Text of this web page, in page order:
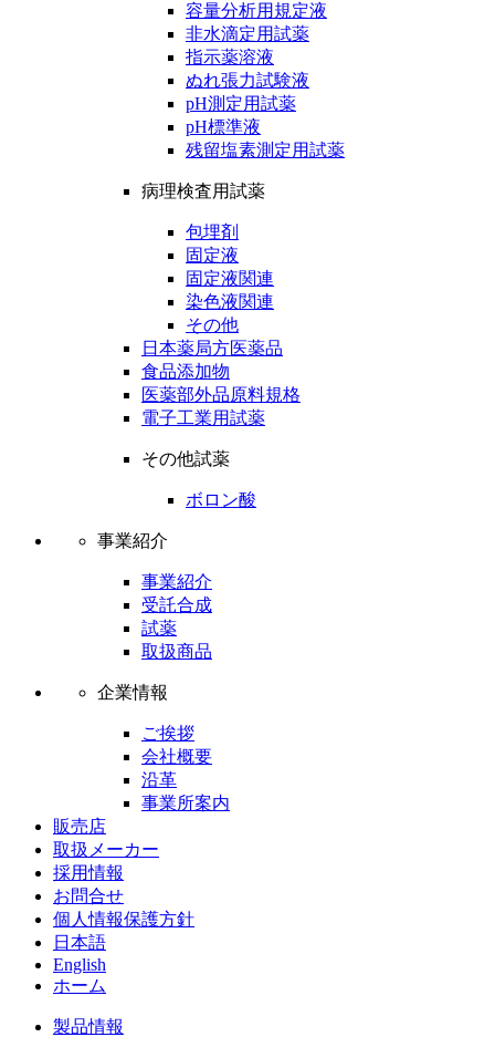
容量分析用規定液
非水滴定用試薬
指示薬溶液
ぬれ張力試験液
pH測定用試薬
pH標準液
残留塩素測定用試薬
病理検査用試薬
包埋剤
固定液
固定液関連
染色液関連
その他
日本薬局方医薬品
食品添加物
医薬部外品原料規格
電子工業用試薬
その他試薬
ボロン酸
事業紹介
事業紹介
受託合成
試薬
取扱商品
企業情報
ご挨拶
会社概要
沿革
事業所案内
販売店
取扱メーカー
採用情報
お問合せ
個人情報保護方針
日本語
English
ホーム
製品情報